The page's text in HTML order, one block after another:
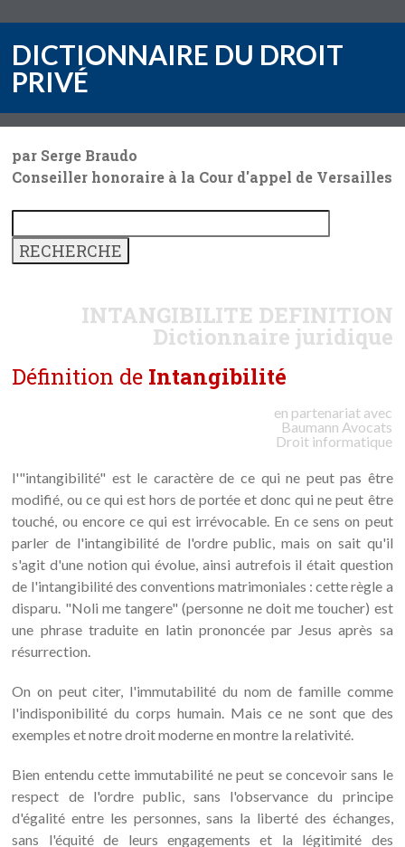
DICTIONNAIRE DU DROIT
PRIVÉ
par Serge Braudo
Conseiller honoraire à la Cour d'appel de Versailles
INTANGIBILITE DEFINITION
Dictionnaire juridique
Définition de Intangibilité
en partenariat avec
Baumann Avocats
Droit informatique
l'"intangibilité" est le caractère de ce qui ne peut pas être
modifié, ou ce qui est hors de portée et donc qui ne peut être
touché, ou encore ce qui est irrévocable. En ce sens on peut
parler de l'intangibilité de l'ordre public, mais on sait qu'il
s'agit d'une notion qui évolue, ainsi autrefois il était question
de l'intangibilité des conventions matrimoniales : cette règle a
disparu. "Noli me tangere" (personne ne doit me toucher) est
une phrase traduite en latin prononcée par Jesus après sa
résurrection.
On on peut citer, l'immutabilité du nom de famille comme
l'indisponibilité du corps humain. Mais ce ne sont que des
exemples et notre droit moderne en montre la relativité.
Bien entendu cette immutabilité ne peut se concevoir sans le
respect de l'ordre public, sans l'observance du principe
d'égalité entre les personnes, sans la liberté des échanges,
sans l'équité de leurs engagements et la légitimité des